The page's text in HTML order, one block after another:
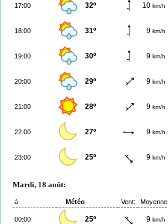
17:00 32º 10 km/h
18:00 31º 9 km/h
19:00 30º 9 km/h
20:00 29º 9 km/h
21:00 28º 9 km/h
22:00 27º 9 km/h
23:00 25º 9 km/h
Mardi, 18 août:
à Météo Vent: Moyenne
00:00 25º 9 km/h